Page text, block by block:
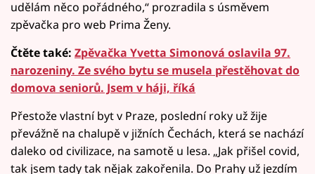
udělám něco pořádného,“ prozradila s úsměvem
zpěvačka pro web Prima Ženy.
Čtěte také: Zpěvačka Yvetta Simonová oslavila 97.
narozeniny. Ze svého bytu se musela přestěhovat do
domova seniorů. Jsem v háji, říká
Přestože vlastní byt v Praze, poslední roky už žije
převážně na chalupě v jižních Čechách, která se nachází
daleko od civilizace, na samotě u lesa. „Jak přišel covid,
tak jsem tady tak nějak zakořenila. Do Prahy už jezdím